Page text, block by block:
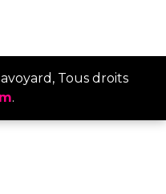
Tous droits
.